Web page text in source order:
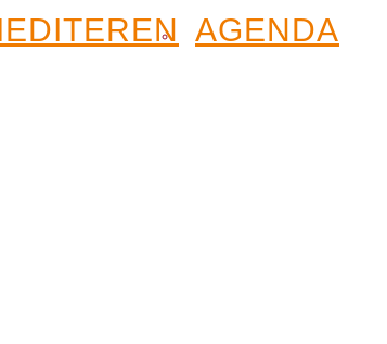
AGENDA